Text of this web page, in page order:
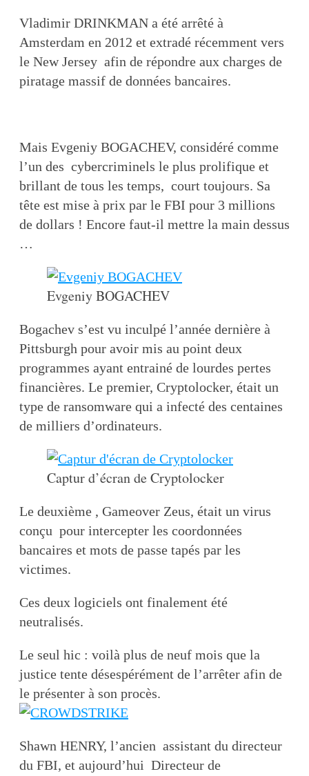
Vladimir DRINKMAN a été arrêté à
Amsterdam en 2012 et extradé récemment vers
le New Jersey afin de répondre aux charges de
piratage massif de données bancaires.
Mais Evgeniy BOGACHEV, considéré comme
l’un des cybercriminels le plus prolifique et
brillant de tous les temps, court toujours. Sa
tête est mise à prix par le FBI pour 3 millions
de dollars ! Encore faut-il mettre la main dessus
…
Evgeniy BOGACHEV
Bogachev s’est vu inculpé l’année dernière à
Pittsburgh pour avoir mis au point deux
programmes ayant entrainé de lourdes pertes
financières. Le premier, Cryptolocker, était un
type de ransomware qui a infecté des centaines
de milliers d’ordinateurs.
Captur d’écran de Cryptolocker
Le deuxième , Gameover Zeus, était un virus
conçu pour intercepter les coordonnées
bancaires et mots de passe tapés par les
victimes.
Ces deux logiciels ont finalement été
neutralisés.
Le seul hic : voilà plus de neuf mois que la
justice tente désespérément de l’arrêter afin de
le présenter à son procès.
Shawn HENRY, l’ancien assistant du directeur
du FBI, et aujourd’hui Directeur de